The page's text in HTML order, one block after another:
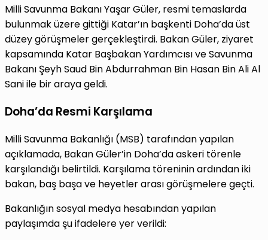
Milli Savunma Bakanı Yaşar Güler, resmi temaslarda
bulunmak üzere gittiği Katar’ın başkenti Doha’da üst
düzey görüşmeler gerçekleştirdi. Bakan Güler, ziyaret
kapsamında Katar Başbakan Yardımcısı ve Savunma
Bakanı Şeyh Saud Bin Abdurrahman Bin Hasan Bin Ali Al
Sani ile bir araya geldi.
Doha’da Resmi Karşılama
Milli Savunma Bakanlığı (MSB) tarafından yapılan
açıklamada, Bakan Güler’in Doha’da askeri törenle
karşılandığı belirtildi. Karşılama töreninin ardından iki
bakan, baş başa ve heyetler arası görüşmelere geçti.
Bakanlığın sosyal medya hesabından yapılan
paylaşımda şu ifadelere yer verildi: